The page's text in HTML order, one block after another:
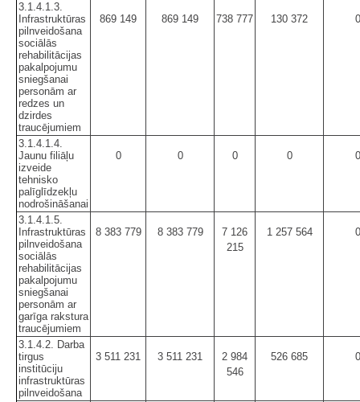
3.1.4.1.3.
Infrastruktūras
pilnveidošana
sociālās
rehabilitācijas
pakalpojumu
sniegšanai
personām ar
redzes un
dzirdes
traucējumiem
869 149 869 149 738 777 130 372 0
3.1.4.1.4.
Jaunu filiāļu
izveide
tehnisko
palīglīdzekļu
nodrošināšanai
0 0 0 0 0
3.1.4.1.5.
Infrastruktūras
pilnveidošana
sociālās
rehabilitācijas
pakalpojumu
sniegšanai
personām ar
garīga rakstura
traucējumiem
8 383 779 8 383 779
7 126
215
1 257 564 0
3.1.4.2. Darba
tirgus
institūciju
infrastruktūras
pilnveidošana
3 511 231 3 511 231
2 984
546
526 685 0